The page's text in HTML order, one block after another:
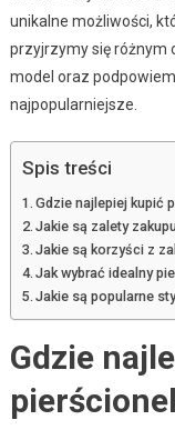
unikalne możliwości,
przyjrzymy się różnym
model oraz
najpopularniejsze.
Spis treści
Gdzie najlepiej kupić
Jakie są zalety
Jakie są korzyści z
Jak wybrać idealny
Jakie są popularne
Gdzie